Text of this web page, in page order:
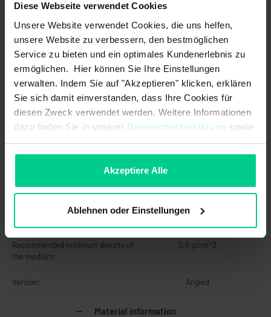
Diese Webseite verwendet Cookies
Unsere Website verwendet Cookies, die uns helfen,
unsere Website zu verbessern, den bestmöglichen
Service zu bieten und ein optimales Kundenerlebnis zu
ermöglichen. Hier können Sie Ihre Einstellungen
verwalten. Indem Sie auf "Akzeptieren" klicken, erklären
Sie sich damit einverstanden, dass Ihre Cookies für
diesen Zweck verwendet werden. Weitere Informationen
dazu finden Sie in unserer Datenschutzerklärung sowie
imImpressum. Sollten Sie hiermit nicht einverstanden
sein, können Sie die Verwendung von Cookies hier
Akzeptiere Alle
Ablehnen oder Einstellungen
Max. switching current:
Max. switching power: 10 W
Max. switching voltage: 48 V AC
Max. switching voltage: 48 V DC
Output signal: digital
Mechanical data
Recommended minimum density of
the medium:
0.9 g/cm^3
Version: Angled
Material information